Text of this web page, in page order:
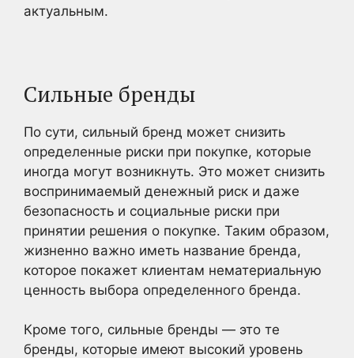
актуальным.
Сильные бренды
По сути, сильный бренд может снизить
определенные риски при покупке, которые
иногда могут возникнуть. Это может снизить
воспринимаемый денежный риск и даже
безопасность и социальные риски при
принятии решения о покупке. Таким образом,
жизненно важно иметь название бренда,
которое покажет клиентам нематериальную
ценность выбора определенного бренда.
Кроме того, сильные бренды — это те
бренды, которые имеют высокий уровень